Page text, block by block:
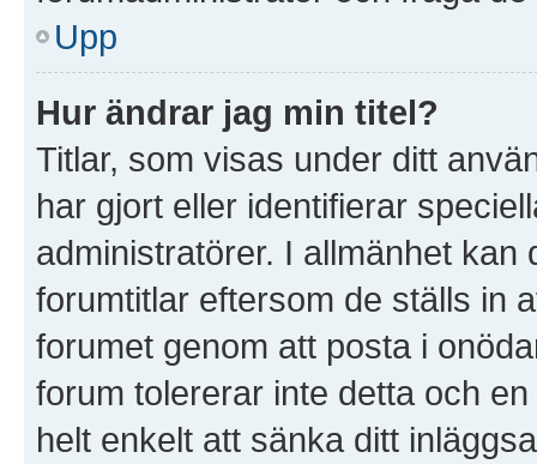
Upp
Hur ändrar jag min titel?
Titlar, som visas under ditt
har gjort eller identifierar
administratörer. I allmänhet
forumtitlar eftersom de ställs in
forumet genom att posta i
forum tolererar inte detta och
helt enkelt att sänka ditt